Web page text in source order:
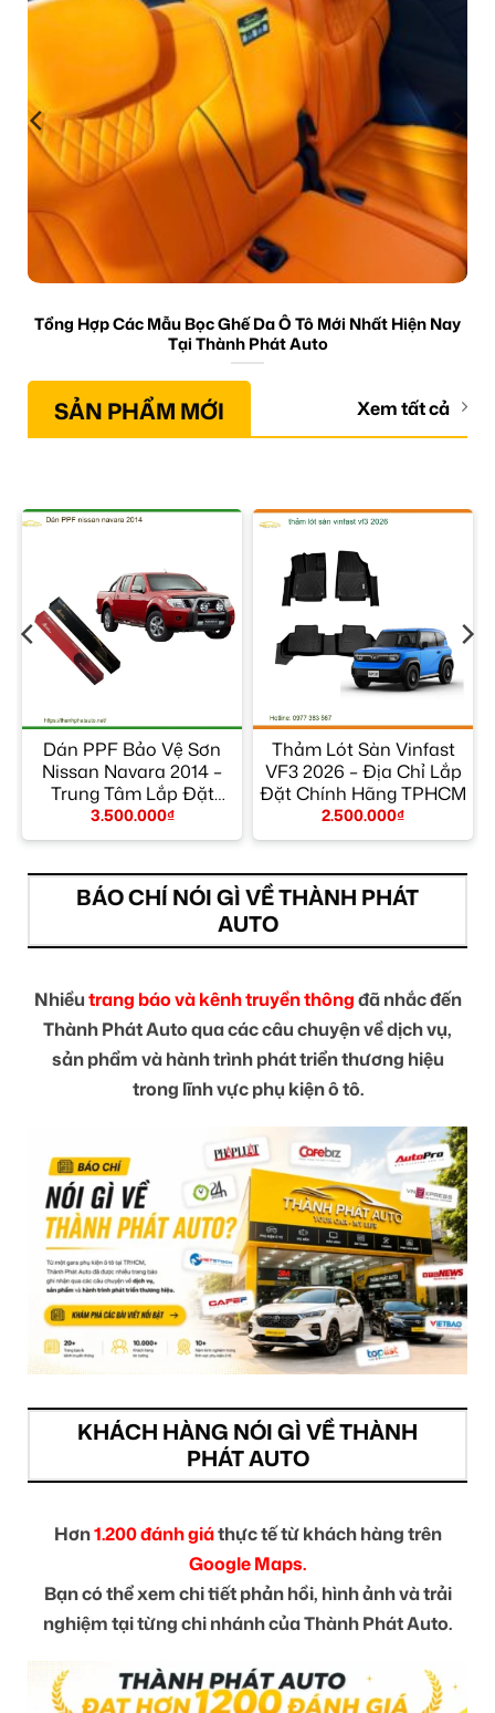
Tổng Hợp Các Mẫu Bọc Ghế Da Ô Tô Mới Nhất Hiện Nay
Tại Thành Phát Auto
SẢN PHẨM MỚI Xem tất cả
Dán PPF Bảo Vệ Sơn
Nissan Navara 2014 –
Trung Tâm Lắp Đặt
Chính Hãng TPHCM
3.500.000₫
Thảm Lót Sàn Vinfast
VF3 2026 – Địa Chỉ Lắp
Đặt Chính Hãng TPHCM
2.500.000₫
BÁO CHÍ NÓI GÌ VỀ THÀNH PHÁT
AUTO
Nhiềutrang báo và kênh truyền thôngđã nhắc đến
Thành Phát Auto qua các câu chuyện về dịch vụ,
sản phẩm và hành trình phát triển thương hiệu
trong lĩnh vực phụ kiện ô tô.
KHÁCH HÀNG NÓI GÌ VỀ THÀNH
PHÁT AUTO
Hơn1.200 đánh giáthực tế từ khách hàng trên
Google Maps.
Bạn có thể xem chi tiết phản hồi, hình ảnh và trải
nghiệm tại từng chi nhánh của Thành Phát Auto.